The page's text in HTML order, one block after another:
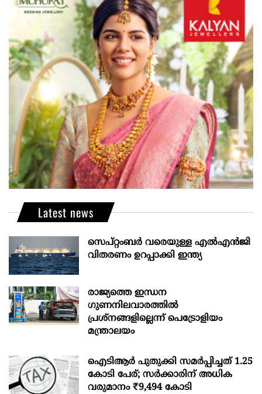
Latest news
സെപ്റ്റംബർ വരെയുള്ള എൽഎൻജി
വിതരണം ഉറപ്പാക്കി ഇന്ത്യ
രാജ്യത്തെ ഇന്ധന
ഗുണനിലവാരത്തില്‍
പ്രശ്‌നങ്ങളില്ലെന്ന് പെട്രോളിയം
മന്ത്രാലയം
ഐടിആര്‍ പുതുക്കി സമർപ്പിച്ചത് 1.25
കോടി പേര്; സർക്കാരിന് അധിക
വരുമാനം ₹9,494 കോടി